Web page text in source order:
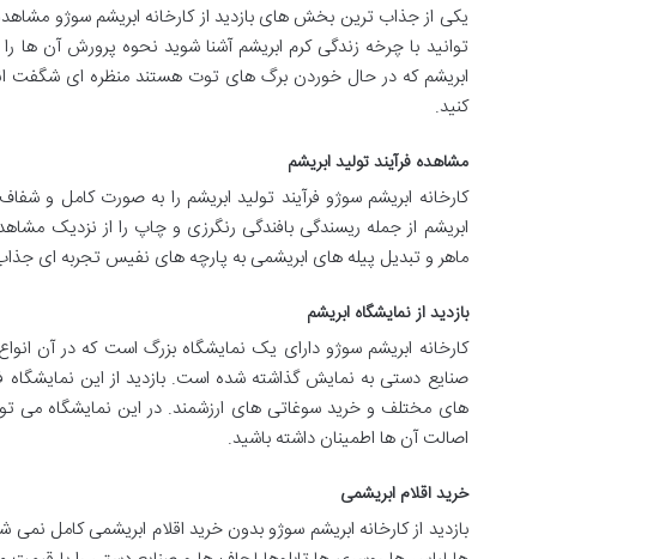
یکی از جذاب ترین بخش های بازدید از کارخانه ابریشم سوژو
توانید با چرخه زندگی کرم ابریشم آشنا شوید نحوه پرورش آن ها
ابریشم که در حال خوردن برگ های توت هستند منظره ای شگفت
کنید.
مشاهده فرآیند تولید ابریشم
کارخانه ابریشم سوژو فرآیند تولید ابریشم را به صورت کامل
ابریشم از جمله ریسندگی بافندگی رنگرزی و چاپ را از نزدیک
ماهر و تبدیل پیله های ابریشمی به پارچه های نفیس تجربه ای
بازدید از نمایشگاه ابریشم
کارخانه ابریشم سوژو دارای یک نمایشگاه بزرگ است که در آن
صنایع دستی به نمایش گذاشته شده است. بازدید از این
های مختلف و خرید سوغاتی های ارزشمند. در این نمایشگاه می
اصالت آن ها اطمینان داشته باشید.
خرید اقلام ابریشمی
بازدید از کارخانه ابریشم سوژو بدون خرید اقلام ابریشمی کامل